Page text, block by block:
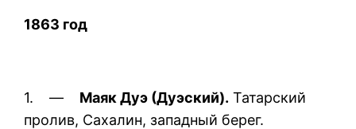
1863 год
1. — Маяк Дуэ (Дуэский). Татарский
пролив, Сахалин, западный берег.